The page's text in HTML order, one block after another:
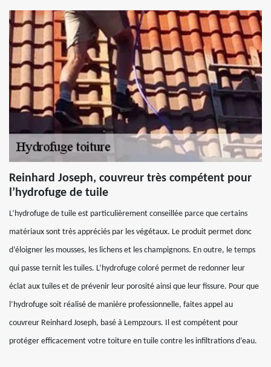
Reinhard Joseph, couvreur très compétent pour
l’hydrofuge de tuile
L’hydrofuge de tuile est particulièrement conseillée parce que certains
matériaux sont très appréciés par les végétaux. Le produit permet donc
d’éloigner les mousses, les lichens et les champignons. En outre, le temps
qui passe ternit les tuiles. L’hydrofuge coloré permet de redonner leur
éclat aux tuiles et de prévenir leur porosité ainsi que leur fissure. Pour que
l’hydrofuge soit réalisé de manière professionnelle, faites appel au
couvreur Reinhard Joseph, basé à Lempzours. Il est compétent pour
protéger efficacement votre toiture en tuile contre les infiltrations d’eau.